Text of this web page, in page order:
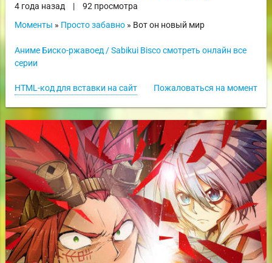
4 года назад
|
92 просмотра
Моменты » Просто забавно» Вот он новый мир
Аниме Биско-ржавоед / Sabikui Bisco смотреть онлайн все
серии
Пожаловаться на момент
HTML-код для вставки на сайт